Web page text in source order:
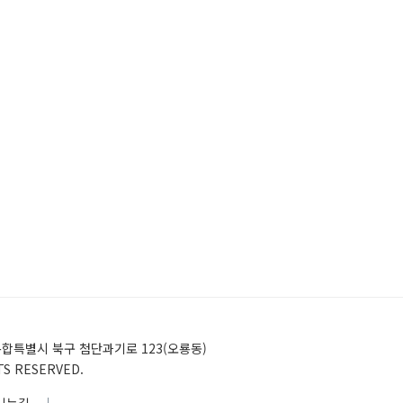
별시 북구 첨단과기로 123(오룡동)
RESERVED.